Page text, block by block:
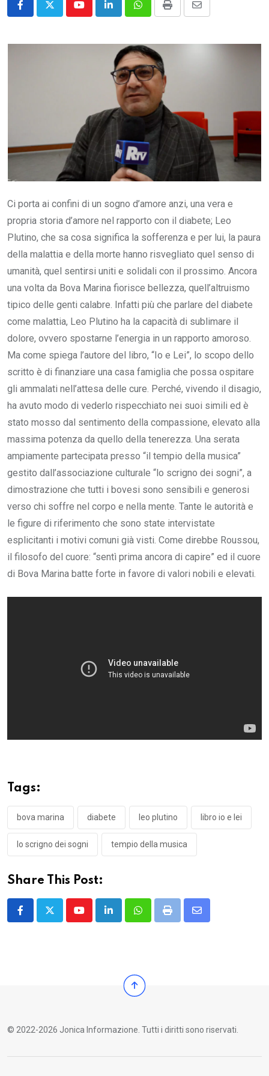
YoutubeLinkedInWhatsappPrint
Share
Email
Ci porta ai confini di un sogno d’amore anzi, una vera e
propria storia d’amore nel rapporto con il diabete; Leo
Plutino, che sa cosa significa la sofferenza e per lui, la paura
della malattia e della morte hanno risvegliato quel senso di
umanità, quel sentirsi uniti e solidali con il prossimo. Ancora
una volta da Bova Marina fiorisce bellezza, quell’altruismo
tipico delle genti calabre. Infatti più che parlare del diabete
come malattia, Leo Plutino ha la capacità di sublimare il
dolore, ovvero spostarne l’energia in un rapporto amoroso.
Ma come spiega l’autore del libro, “Io e Lei”, lo scopo dello
scritto è di finanziare una casa famiglia che possa ospitare
gli ammalati nell’attesa delle cure. Perché, vivendo il disagio,
ha avuto modo di vederlo rispecchiato nei suoi simili ed è
stato mosso dal sentimento della compassione, elevato alla
massima potenza da quello della tenerezza. Una serata
ampiamente partecipata presso “il tempio della musica”
gestito dall’associazione culturale “lo scrigno dei sogni”, a
dimostrazione che tutti i bovesi sono sensibili e generosi
verso chi soffre nel corpo e nella mente. Tante le autorità e
le figure di riferimento che sono state intervistate
esplicitanti i motivi comuni già visti. Come direbbe Roussou,
il filosofo del cuore: “sentì prima ancora di capire” ed il cuore
di Bova Marina batte forte in favore di valori nobili e elevati.
Tags:
bova marina diabete leo plutino libro io e lei
lo scrigno dei sogni tempio della musica
Share This Post:
YoutubeLinkedInWhatsappPrint
Share
© 2022-2026 Jonica Informazione. Tutti i diritti sono riservati.